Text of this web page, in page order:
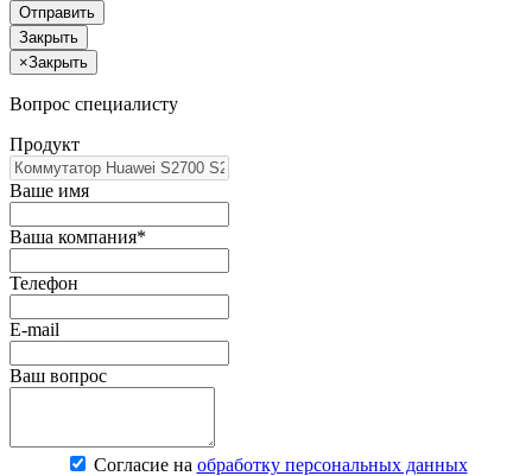
Отправить
Закрыть
×Закрыть
Вопрос специалисту
Продукт
Ваше имя
Ваша компания*
Телефон
E-mail
Ваш вопрос
Согласие на обработку персональных данных